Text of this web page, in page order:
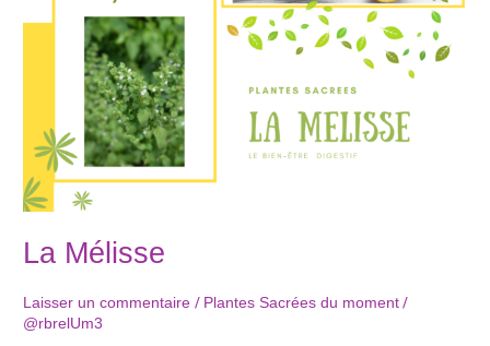
La Mélisse
Laisser un commentaire / Plantes Sacrées du moment /
@rbrelUm3